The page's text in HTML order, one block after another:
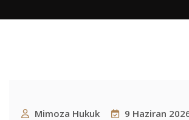
Mimoza Hukuk 9 Haziran